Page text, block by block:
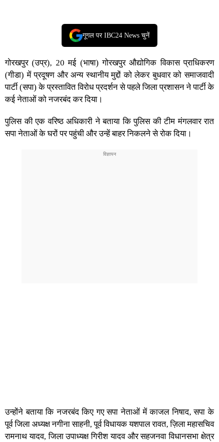
गूगल पर IBC24 News चुनें
गोरखपुर (उप्र), 20 मई (भाषा) गोरखपुर औद्योगिक विकास प्राधिकरण
(गीडा) में प्रदूषण और अन्य स्थानीय मुद्दों को लेकर बुधवार को समाजवादी
पार्टी (सपा) के प्रस्तावित विरोध प्रदर्शन से पहले जिला प्रशासन ने पार्टी के
कई नेताओं को नजरबंद कर दिया।
पुलिस की एक वरिष्ठ अधिकारी ने बताया कि पुलिस की टीम मंगलवार रात
सपा नेताओं के घरों पर पहुंची और उन्हें बाहर निकलने से रोक दिया।
उन्होंने बताया कि नजरबंद किए गए सपा नेताओं में काजल निषाद, सपा के
पूर्व जिला अध्यक्ष नगीना साहनी, पूर्व विधायक यशपाल रावत, ज़िला महासचिव
रामनाथ यादव, जिला उपाध्यक्ष गिरीश यादव और सहजनवा विधानसभा क्षेत्र